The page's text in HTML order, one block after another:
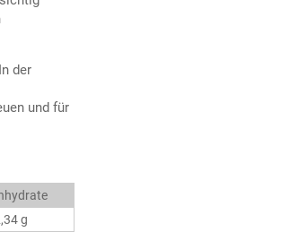
der
und für
g